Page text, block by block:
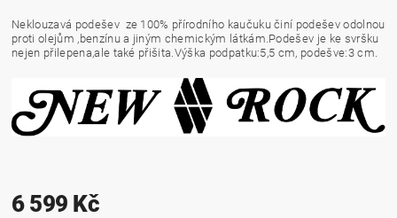
Neklouzavá podešev ze 100% přírodního kaučuku činí podešev odolnou
proti olejům ,benzínu a jiným chemickým látkám.Podešev je ke svršku
nejen přilepena,ale také přišita.Výška podpatku:5,5 cm, podešve:3 cm.
6 599 Kč